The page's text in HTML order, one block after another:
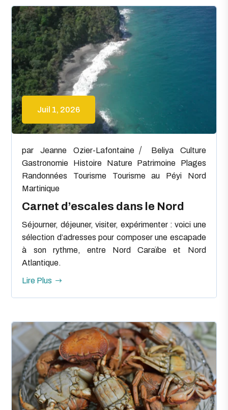
Juil 1, 2026
Carnet d’escales dans le Nord
parJeanne Ozier-Lafontaine Beliya
Culture
Gastronomie
Histoire Nature Patrimoine
Plages
Randonnées
Tourisme
Tourisme au Péyi Nord
Martinique
Séjourner, déjeuner, visiter, expérimenter : voici une
sélection d’adresses pour composer une escapade
à son rythme, entre Nord Caraïbe et Nord
Atlantique.
Lire Plus